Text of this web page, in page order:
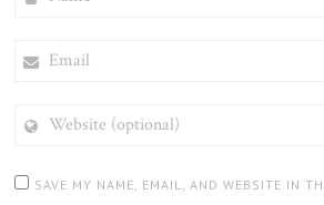
(OPTIONAL)
SAVE MY NAME, EMAIL, AND WEBSITE IN